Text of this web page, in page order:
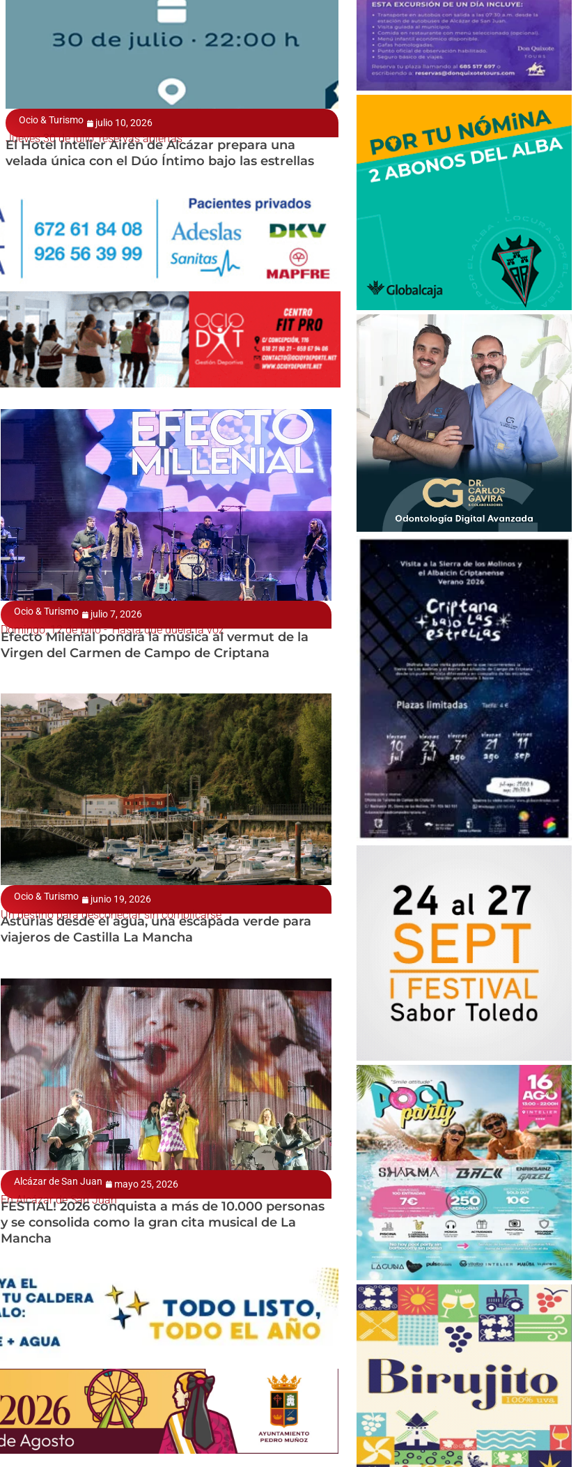
Ocio & Turismo julio 10, 2026
Jueves 30 de julio, reservas abiertas
El Hotel Intelier Airén de Alcázar prepara una
velada única con el Dúo Íntimo bajo las estrellas
Ocio & Turismo julio 7, 2026
Domingo, 12 de julio - 'Hasta que duela la voz"
Efecto Milenial pondrá la música al vermut de la
Virgen del Carmen de Campo de Criptana
Ocio & Turismo junio 19, 2026
Un destino para desconectar sin complicarse
Asturias desde el agua, una escapada verde para
viajeros de Castilla La Mancha
Alcázar de San Juan mayo 25, 2026
En Alcázar de San Juan
FESTIAL! 2026 conquista a más de 10.000 personas
y se consolida como la gran cita musical de La
Mancha